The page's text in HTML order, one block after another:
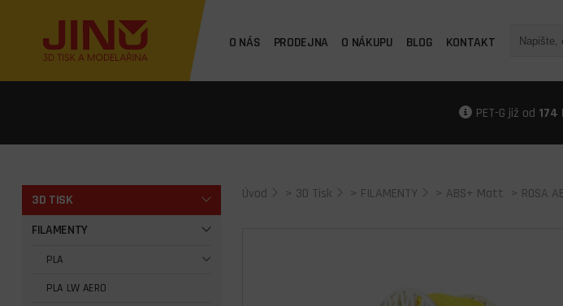
O NÁS PRODEJNA O NÁKUPU BLOG KONTAKT
PET-G již od 174
3D TISK
FILAMENTY
PLA
PLA LW AERO
Úvod > 3D Tisk > FILAMENTY > ABS+ Matt > ROSA